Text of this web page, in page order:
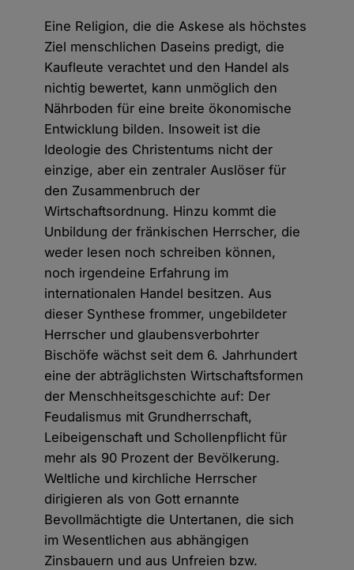
Eine Religion, die die Askese als höchstes
Ziel menschlichen Daseins predigt, die
Kaufleute verachtet und den Handel als
nichtig bewertet, kann unmöglich den
Nährboden für eine breite ökonomische
Entwicklung bilden. Insoweit ist die
Ideologie des Christentums nicht der
einzige, aber ein zentraler Auslöser für
den Zusammenbruch der
Wirtschaftsordnung. Hinzu kommt die
Unbildung der fränkischen Herrscher, die
weder lesen noch schreiben können,
noch irgendeine Erfahrung im
internationalen Handel besitzen. Aus
dieser Synthese frommer, ungebildeter
Herrscher und glaubensverbohrter
Bischöfe wächst seit dem 6. Jahrhundert
eine der abträglichsten Wirtschaftsformen
der Menschheitsgeschichte auf: Der
Feudalismus mit Grundherrschaft,
Leibeigenschaft und Schollenpflicht für
mehr als 90 Prozent der Bevölkerung.
Weltliche und kirchliche Herrscher
dirigieren als von Gott ernannte
Bevollmächtigte die Untertanen, die sich
im Wesentlichen aus abhängigen
Zinsbauern und aus Unfreien bzw.